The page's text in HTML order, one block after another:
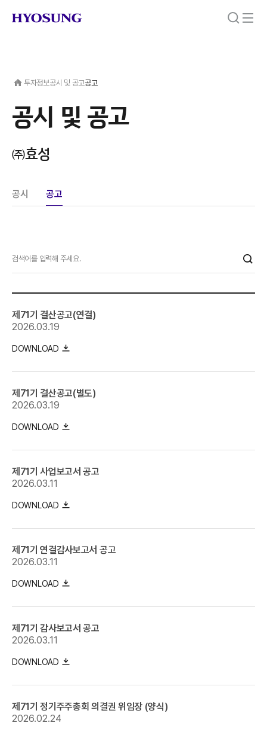
투자정보공시 및 공고공고
공시 및 공고
㈜효성
공시 공고
제71기 결산공고(연결)
2026.03.19
DOWNLOAD
제71기 결산공고(별도)
2026.03.19
DOWNLOAD
제71기 사업보고서 공고
2026.03.11
DOWNLOAD
제71기 연결감사보고서 공고
2026.03.11
DOWNLOAD
제71기 감사보고서 공고
2026.03.11
DOWNLOAD
제71기 정기주주총회 의결권 위임장 (양식)
2026.02.24